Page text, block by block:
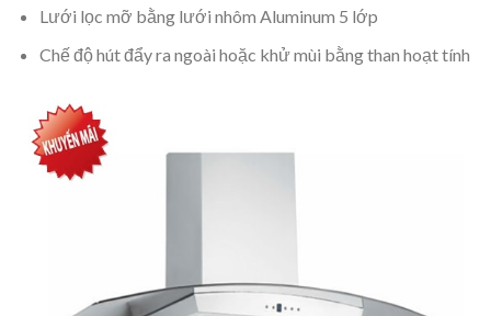
Lưới lọc mỡ bằng lưới nhôm Aluminum 5 lớp
Chế độ hút đẩy ra ngoài hoặc khử mùi bằng than hoạt tính